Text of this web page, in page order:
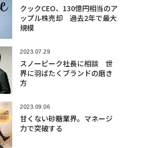
クックCEO、130億円相当のア
ップル株売却 過去2年で最大
規模
2023.07.29
スノーピーク社長に相談 世
界に羽ばたくブランドの磨き
方
2023.09.06
甘くない砂糖業界。マネージ
力で突破する